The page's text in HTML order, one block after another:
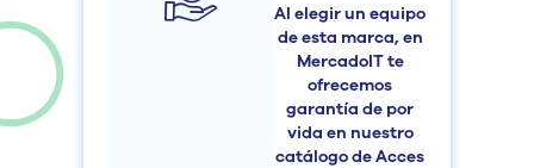
Al elegir un equipo
de esta marca, en
MercadoITte
ofrecemos
garantía de por
vida en nuestro
catálogo deAcces